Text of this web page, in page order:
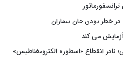
خطر بودن جان بیماران
می کند
نادر انقطاع «اسطوره الکترومغناطیس»